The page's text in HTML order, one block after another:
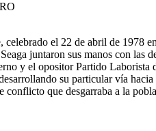
celebrado el 22 de abril de 1978
juntaron sus manos con las
y el opositor Partido Laborista
su particular vía
conflicto que desgarraba a la